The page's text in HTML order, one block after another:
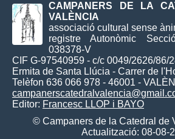
CAMPANERS DE LA
VALÈNCIA
associació cultural sense
registre Autonòmic
038378-V
CIF G-97540959 - c/c 0049/2626/86/
Ermita de Santa Llúcia - Carrer de
Telèfon 636 066 978 - 46001 -
Editor: Francesc LLOP i BAYO
© Campaners de la Catedral de
Actualització: 08-08-